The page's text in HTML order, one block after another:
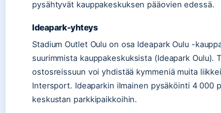
pysähtyvät kauppakeskuksen pääovien edessä.
Ideapark-yhteys
Stadium Outlet Oulu on osa Ideapark Oulu -
suurimmista kauppakeskuksista (Ideapark Oulu).
ostosreissuun voi yhdistää kymmeniä muita
Intersport. Ideaparkin ilmainen pysäköinti 4 000
keskustan parkkipaikkoihin.